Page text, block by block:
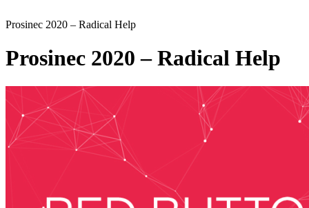
Prosinec 2020 – Radical Help
Prosinec 2020 – Radical Help